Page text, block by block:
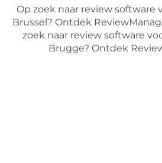
Op zoek naar review software
Brussel? Ontdek
zoek naar review software
Brugge? Ontdek